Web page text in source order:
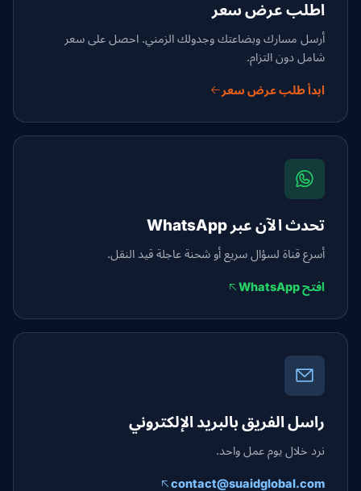
اطلب عرض سعر
أرسل مسارك وبضاعتك وجدولك الزمني. احصل على سعر
شامل دون التزام.
ابدأ طلب عرض سعر
تحدث الآن عبر WhatsApp
أسرع قناة لسؤال سريع أو شحنة عاجلة قيد النقل.
افتح WhatsApp
راسل الفريق بالبريد الإلكتروني
نرد خلال يوم عمل واحد.
contact@suaidglobal.com